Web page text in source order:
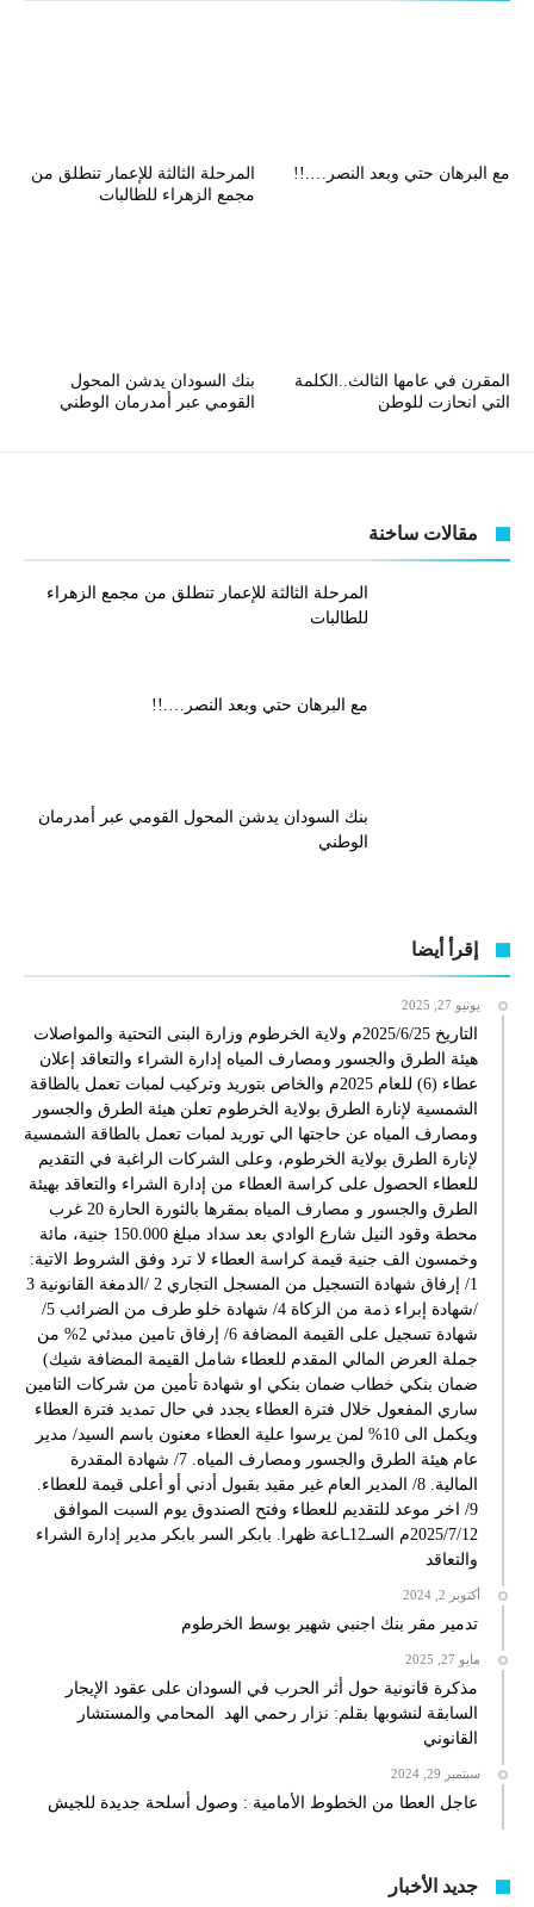
المرحلة الثالثة للإعمار تنطلق من
مجمع الزهراء للطالبات
مع البرهان حتي وبعد النصر….!!
بنك السودان يدشن المحول
القومي عبر أمدرمان الوطني
المقرن في عامها الثالث..الكلمة
التي انحازت للوطن
مقالات ساخنة
المرحلة الثالثة للإعمار تنطلق من مجمع الزهراء
للطالبات
مع البرهان حتي وبعد النصر….!!
بنك السودان يدشن المحول القومي عبر أمدرمان
الوطني
إقرأ أيضا
يونيو 27, 2025
التاريخ 2025/6/25م ولاية الخرطوم وزارة البنى التحتية والمواصلات
هيئة الطرق والجسور ومصارف المياه إدارة الشراء والتعاقد إعلان
عطاء (6) للعام 2025م والخاص بتوريد وتركيب لمبات تعمل بالطاقة
الشمسية لإنارة الطرق بولاية الخرطوم تعلن هيئة الطرق والجسور
ومصارف المياه عن حاجتها الي توريد لمبات تعمل بالطاقة الشمسية
لإنارة الطرق بولاية الخرطوم، وعلى الشركات الراغبة في التقديم
للعطاء الحصول على كراسة العطاء من إدارة الشراء والتعاقد بهيئة
الطرق والجسور و مصارف المياه بمقرها بالثورة الحارة 20 غرب
محطة وقود النيل شارع الوادي بعد سداد مبلغ 150.000 جنية، مائة
وخمسون الف جنية قيمة كراسة العطاء لا ترد وفق الشروط الاتية:
1/ إرفاق شهادة التسجيل من المسجل التجاري 2 /الدمغة القانونية 3
/شهادة إبراء ذمة من الزكاة 4/ شهادة خلو طرف من الضرائب 5/
شهادة تسجيل على القيمة المضافة 6/ إرفاق تامين مبدئي 2% من
جملة العرض المالي المقدم للعطاء شامل القيمة المضافة شيك)
ضمان بنكي خطاب ضمان بنكي او شهادة تأمين من شركات التامين
ساري المفعول خلال فترة العطاء يجدد في حال تمديد فترة العطاء
ويكمل الى 10% لمن يرسوا علية العطاء معنون باسم السيد/ مدير
عام هيئة الطرق والجسور ومصارف المياه. 7/ شهادة المقدرة
المالية. 8/ المدير العام غير مقيد بقبول أدني أو أعلى قيمة للعطاء.
9/ اخر موعد للتقديم للعطاء وفتح الصندوق يوم السبت الموافق
2025/7/12م السـ12ـاعة ظهرا. بابكر السر بابكر مدير إدارة الشراء
والتعاقد
أكتوبر 2, 2024
تدمير مقر بنك اجنبي شهير بوسط الخرطوم
مايو 27, 2025
مذكرة قانونية حول أثر الحرب في السودان على عقود الإيجار
السابقة لنشوبها بقلم: نزار رحمي الهد المحامي والمستشار
القانوني
سبتمبر 29, 2024
عاجل العطا من الخطوط الأمامية : وصول أسلحة جديدة للجيش
جديد الأخبار